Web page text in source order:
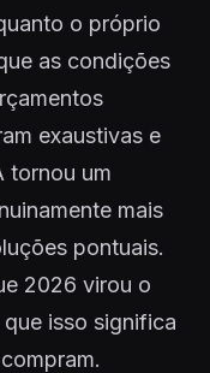
o próprio
as condições
exaustivas e
tornou um
mais
pontuais.
2026 virou o
isso significa